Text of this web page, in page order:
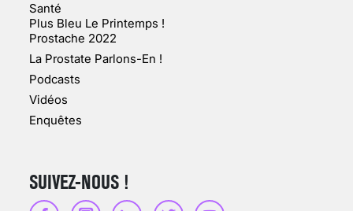
Santé
Plus Bleu Le Printemps !
Prostache 2022
La Prostate Parlons-En !
Podcasts
Vidéos
Enquêtes
SUIVEZ-NOUS !